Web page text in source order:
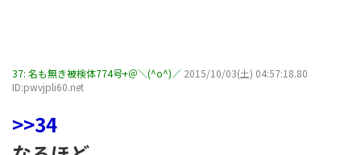
37: 名も無き被検体774号+＠＼(^o^)／ 2015/10/03(土) 04:57:18.80
ID:pwvjpli60.net
>>34